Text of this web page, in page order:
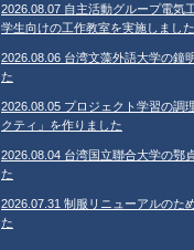
2026.08.07 自主活動グループ電気
学生向けの工作教室を実施しました
2026.08.06 台湾文藻外語大学の鐘
た
2026.08.05 プロジェクト学習の調
クティ」を作りました
2026.08.04 台湾国立聯合大学の鄂
た
2026.07.31 制服リニューアルのた
た